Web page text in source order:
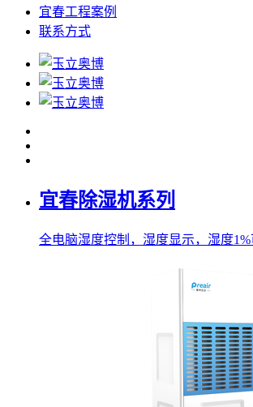
宜春工程案例
联系方式
宜春除湿机系列
全电脑湿度控制，湿度显示，湿度1%